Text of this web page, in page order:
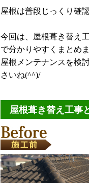
屋根は普段じっくり確
今回は、屋根葺き替え
で分かりやすくまとめま
屋根メンテナンスを検
さいね(^^)/
屋根葺き替え工事